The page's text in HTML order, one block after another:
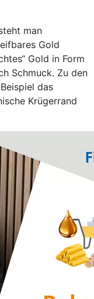
man
Gold
Gold in Form
Schmuck. Zu den
das
Krügerrand